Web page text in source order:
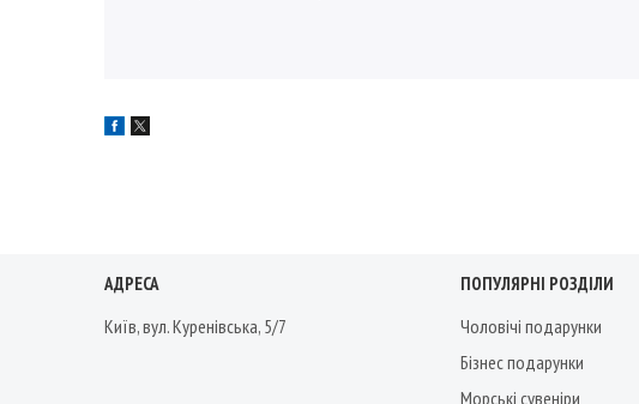
АДРЕСА
Київ, вул. Куренівська, 5/7
ПОПУЛЯРНІ РОЗДІЛИ
Чоловічі подарунки
Бізнес подарунки
Морські сувеніри